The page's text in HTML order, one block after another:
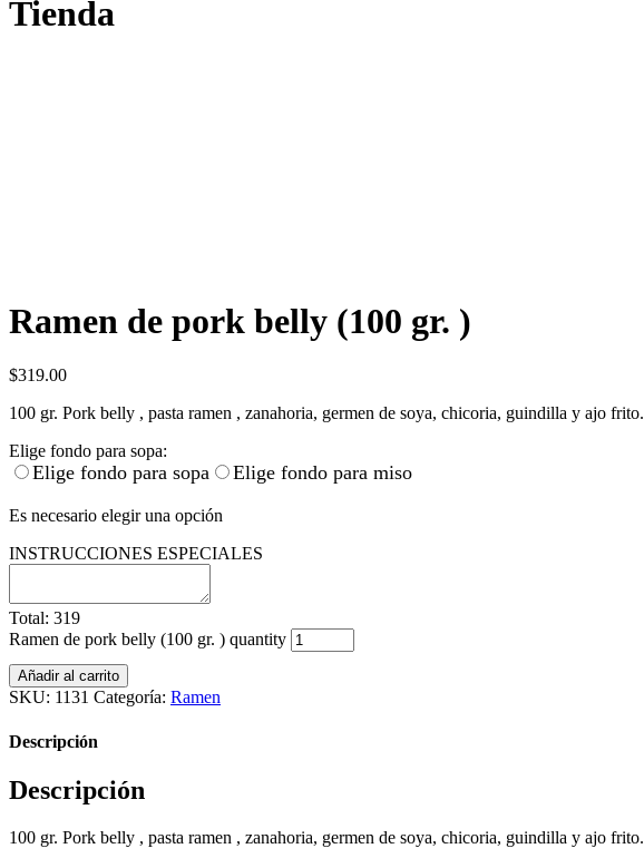
Tienda
Ramen de pork belly (100 gr. )
$319.00
100 gr. Pork belly , pasta ramen , zanahoria, germen de soya, chicoria, guindilla y ajo frito.
Elige fondo para sopa:
Elige fondo para sopa Elige fondo para miso
Es necesario elegir una opción
INSTRUCCIONES ESPECIALES
Total: 319
Ramen de pork belly (100 gr. ) quantity
Añadir al carrito
SKU: 1131 Categoría: Ramen
Descripción
Descripción
100 gr. Pork belly , pasta ramen , zanahoria, germen de soya, chicoria, guindilla y ajo frito.